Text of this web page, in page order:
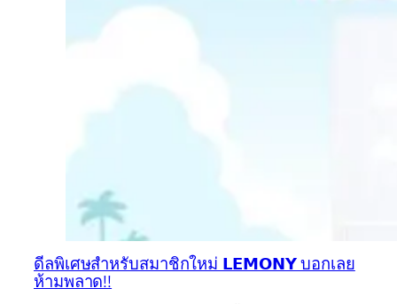
ดีลพิเศษสำหรับสมาชิกใหม่ 𝗟𝗘𝗠𝗢𝗡𝗬 บอกเลย
ห้ามพลาด!!